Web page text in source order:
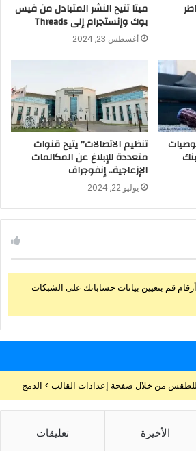
ميتا تتيح النشر المتبادل من فيس
بوك وإنستجرام إلى Threads
أغسطس 23, 2024
تنظيم الاتصالات” يتيح قنوات
متعددة للإبلاغ عن المكالمات
الإزعاجية.. إنفوجراف
يوليو 22, 2024
قم بتعيين بيانات حساباتك على الشبكات
الأخيرة تعليقات